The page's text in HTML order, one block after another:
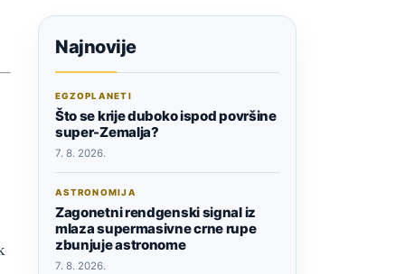
Najnovije
EGZOPLANETI
Što se krije duboko ispod površine
super-Zemalja?
7. 8. 2026.
ASTRONOMIJA
Zagonetni rendgenski signal iz
mlaza supermasivne crne rupe
zbunjuje astronome
7. 8. 2026.